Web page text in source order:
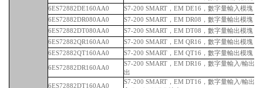
6ES72882DE160AA0
S7-200 SMART，EM DE16，數字量輸入模塊，
6ES72882DR080AA0
S7-200 SMART，EM DR08，數字量輸出模塊，
6ES72882DT080AA0
S7-200 SMART，EM DT08，數字量輸出模塊，
6ES72882QR160AA0
S7-200 SMART，EM QR16，數字量輸出模塊，
6ES72882QT160AA0
S7-200 SMART，EM QT16，數字量輸出模塊，
6ES72882DR160AA0
S7-200 SMART，EM DR16，數字量輸入/輸出
出
6ES72882DT160AA0
S7-200 SMART，EM DT16，數字量輸入/輸出